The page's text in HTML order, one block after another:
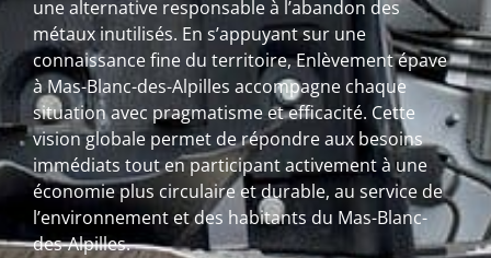
une alternative responsable à l’abandon des
métaux inutilisés. En s’appuyant sur une
connaissance fine du territoire, Enlèvement épave
à Mas-Blanc-des-Alpilles accompagne chaque
situation avec pragmatisme et efficacité. Cette
vision globale permet de répondre aux besoins
immédiats tout en participant activement à une
économie plus circulaire et durable, au service de
l’environnement et des habitants du Mas-Blanc-
des-Alpilles.